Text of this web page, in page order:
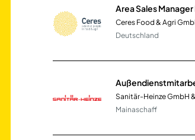
Ceres Food & Agri
Deutschland
Sanitär-Heinze GmbH
Mainaschaff